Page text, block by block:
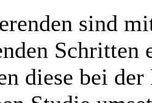
sind
Schritten
diese bei